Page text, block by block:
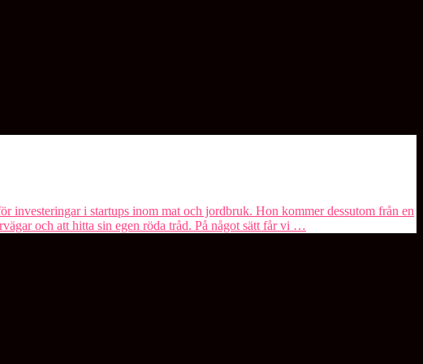
investeringar i startups inom mat och jordbruk. Hon kommer dessutom från en
och att hitta sin egen röda tråd. På något sätt får vi …